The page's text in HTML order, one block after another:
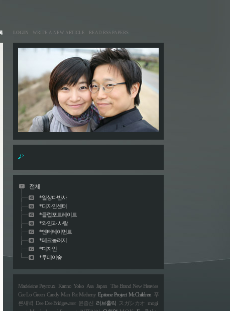
LOGIN WRITE A NEW ARTICLE READ RSS PAPERS
전체
*일상다반사
*디자인센터
*클럽포트레이트
*와인과 사람
*엔터테이먼트
*테크놀러지
*디자인
*투데이송
Madeleine Peyroux Kanno Yoko Asa Japan The Brand New Heavies
Cee Lo Green Candy Man Pat Metheny Epitone Project Mr.Children 푸
른새벽 Dee Dee Bridgewater 윤종신 러브홀릭 スガシカオ mogi